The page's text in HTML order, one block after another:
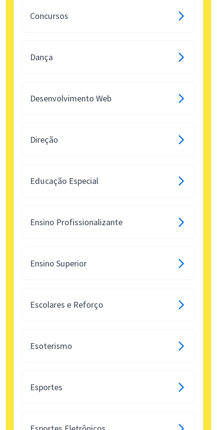
Concursos
Dança
Desenvolvimento Web
Direção
Educação Especial
Ensino Profissionalizante
Ensino Superior
Escolares e Reforço
Esoterismo
Esportes